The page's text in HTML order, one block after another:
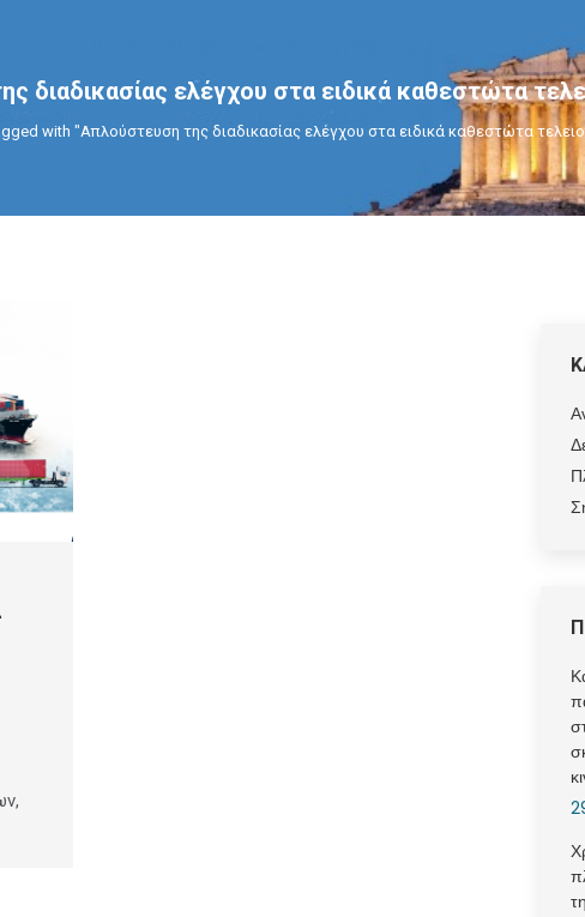
διαδικασίας ελέγχου στα ειδικά καθεστώτα
with "Απλούστευση της διαδικασίας ελέγχου στα ειδικά καθεστώτα